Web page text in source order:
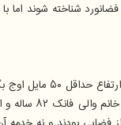
فضانورد شناخته